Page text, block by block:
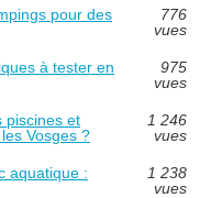
pour des
776
vues
à tester en
975
vues
piscines et
Vosges ?
1 246
vues
aquatique :
1 238
vues